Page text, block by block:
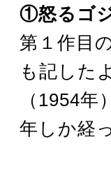
①怒るゴ
第１作目
も記した
（1954
年しか経